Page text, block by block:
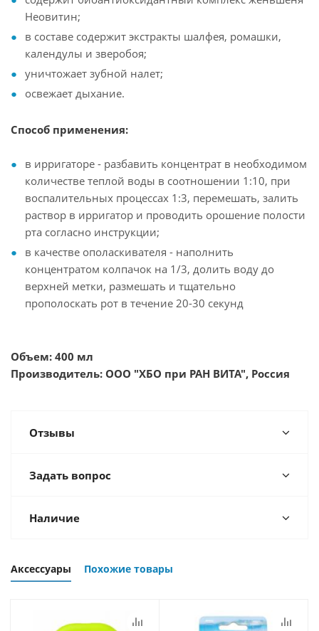
Неовитин;
в составе содержит экстракты шалфея, ромашки,
календулы и зверобоя;
уничтожает зубной налет;
освежает дыхание.
Способ применения:
в ирригаторе - разбавить концентрат в необходимом
количестве теплой воды в соотношении 1:10, при
воспалительных процессах 1:3, перемешать, залить
раствор в ирригатор и проводить орошение полости
рта согласно инструкции;
в качестве ополаскивателя - наполнить
концентратом колпачок на 1/3, долить воду до
верхней метки, размешать и тщательно
прополоскать рот в течение 20-30 секунд
Объем: 400 мл
Производитель: ООО "ХБО при РАН ВИТА", Россия
Отзывы
Задать вопрос
Наличие
Аксессуары Похожие товары